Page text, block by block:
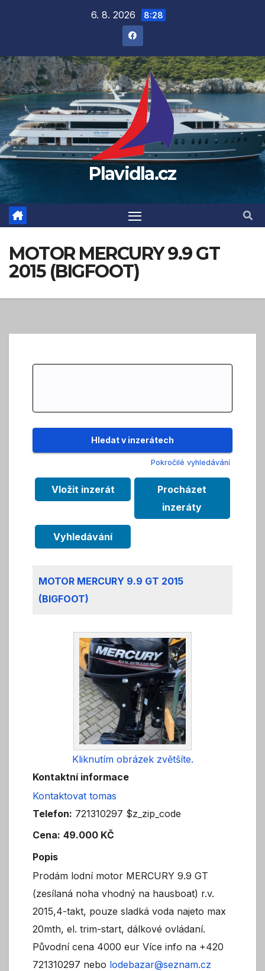
6. 8. 2026 8:28
Plavidla.cz
MOTOR MERCURY 9.9 GT
2015 (BIGFOOT)
Pokročilé vyhledávání
Vložit inzerát
Procházet
inzeráty
Vyhledávání
MOTOR MERCURY 9.9 GT 2015
(BIGFOOT)
Kliknutím obrázek zvětšíte.
Kontaktní informace
Kontaktovat tomas
Telefon: 721310297 $z_zip_code
Cena: 49.000 KČ
Popis
Prodám lodní motor MERCURY 9.9 GT
(zesílaná noha vhodný na hausboat) r.v.
2015,4-takt, pouze sladká voda najeto max
20mth, el. trim-start, dálkové ovládaní.
Původní cena 4000 eur Více info na +420
721310297 nebo lodebazar@seznam.cz